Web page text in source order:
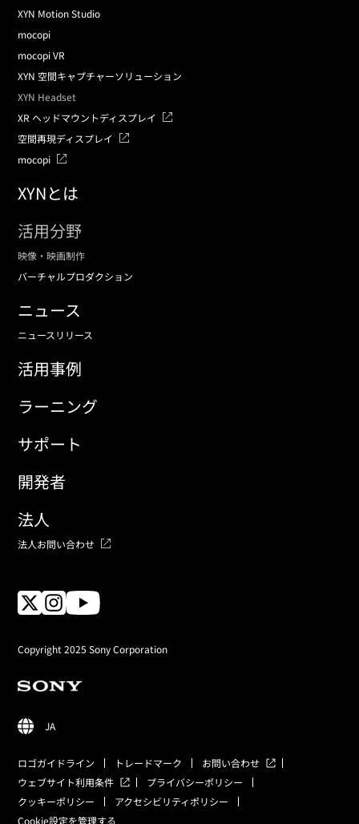
XYN Motion Studio
mocopi
mocopi VR
XYN 空間キャプチャーソリューション
XYN Headset
XR ヘッドマウントディスプレイ
空間再現ディスプレイ
mocopi
XYNとは
活用分野
映像・映画制作
バーチャルプロダクション
ニュース
ニュースリリース
活用事例
ラーニング
サポート
開発者
法人
法人お問い合わせ
Copyright 2025 Sony Corporation
JA
ロゴガイドライン トレードマーク
お問い合わせ
ウェブサイト利用条件
プライバシーポリシー
クッキーポリシー
アクセシビリティポリシー
Cookie設定を管理する